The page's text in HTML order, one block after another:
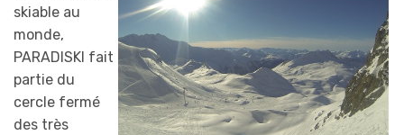
skiable au
monde,
PARADISKI fait
partie du
cercle fermé
des très